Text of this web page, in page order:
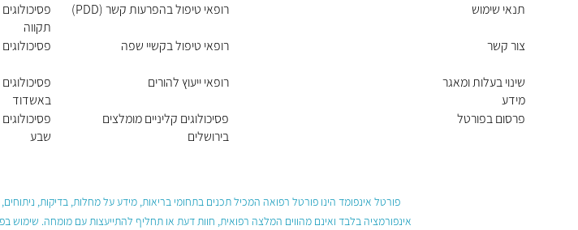
תנאי שימוש
צור קשר
שינוי בעלות ומאגר
מידע
פרסום בפורטל
רופאי טיפול בהפרעות קשר (PDD)
רופאי טיפול בקשיי שפה
רופאי ייעוץ להורים
פסיכולוגים קליניים מומלצים
בירושלים
תקווה
באשדוד
שבע
פורטל אינפומד הינו פורטל רפואה המכיל תכנים בתחומי בריאות, מידע על מחלות, בדיקות,
אינפורמציה בלבד ואינם מהווים המלצה רפואית, חוות דעת או תחליף להתייעצות עם מומחה. שימוש